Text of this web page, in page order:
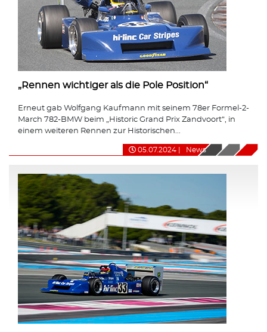
„Rennen wichtiger als die Pole Position“
Erneut gab Wolfgang Kaufmann mit seinem 78er Formel-2-
March 782-BMW beim „Historic Grand Prix Zandvoort“, in
einem weiteren Rennen zur Historischen...
05.07.2024 News